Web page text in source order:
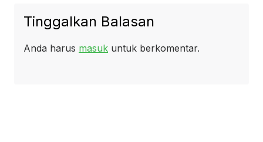
Tinggalkan Balasan
Anda harus masuk untuk berkomentar.